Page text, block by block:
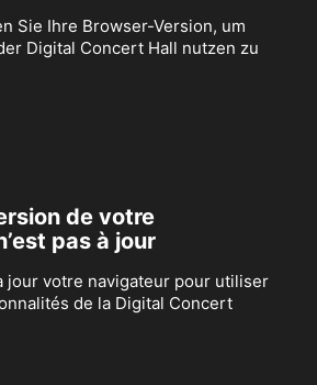
Sie Ihre Browser-Version, um
Digital Concert Hall nutzen zu
de votre
pas à jour
jour votre navigateur pour utiliser
de la Digital Concert